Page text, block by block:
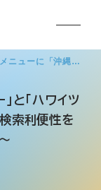
メニューに「沖縄…
」と「ハワイツ
索利便性を